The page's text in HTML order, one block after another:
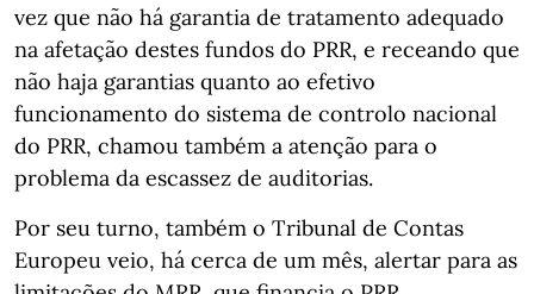
vez que não há garantia de tratamento adequado
na afetação destes fundos do PRR, e receando que
não haja garantias quanto ao efetivo
funcionamento do sistema de controlo nacional
do PRR, chamou também a atenção para o
problema da escassez de auditorias.
Por seu turno, também o Tribunal de Contas
Europeu veio, há cerca de um mês, alertar para as